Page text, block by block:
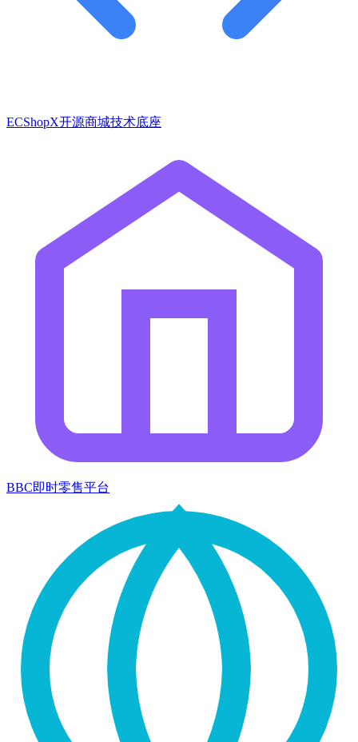
ECShopX开源商城技术底座
BBC即时零售平台